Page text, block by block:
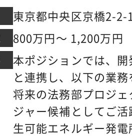
修など、年間を通し
す。また、目標管理
ア面談、社内公募の
どもあり、面談など
いきます。また、海
ローバル人材の育成
■手当や制度も充実：
間に連動して支給）
といったビジネスの
ることが可能です。
ス・株主総会運営と
務や商標管理、景品
グループの幅広い商
経験する機会もあり
プログラムなどが充
修、海外留学制度、
東京都中央区京橋2-
800万円～ 1,200万円
本ポジションでは、
と連携し、以下の業
将来の法務部プロジ
ジャー候補としてご
生可能エネルギー発